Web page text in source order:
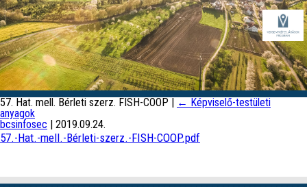
57. Hat. mell. Bérleti szerz. FISH-COOP | ← Képviselő-testületi
anyagok
bcsinfosec | 2019.09.24.
57.-Hat.-mell.-Bérleti-szerz.-FISH-COOP.pdf